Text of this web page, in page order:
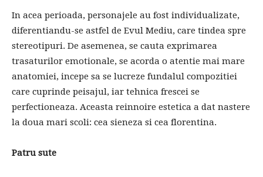
In acea perioada, personajele au fost individualizate,
diferentiandu-se astfel de Evul Mediu, care tindea spre
stereotipuri. De asemenea, se cauta exprimarea
trasaturilor emotionale, se acorda o atentie mai mare
anatomiei, incepe sa se lucreze fundalul compozitiei
care cuprinde peisajul, iar tehnica frescei se
perfectioneaza. Aceasta reinnoire estetica a dat nastere
la doua mari scoli: cea sieneza si cea florentina.
Patru sute